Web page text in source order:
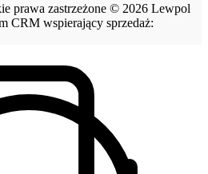
prawa zastrzeżone © 2026 Lewpol
CRM wspierający sprzedaż: